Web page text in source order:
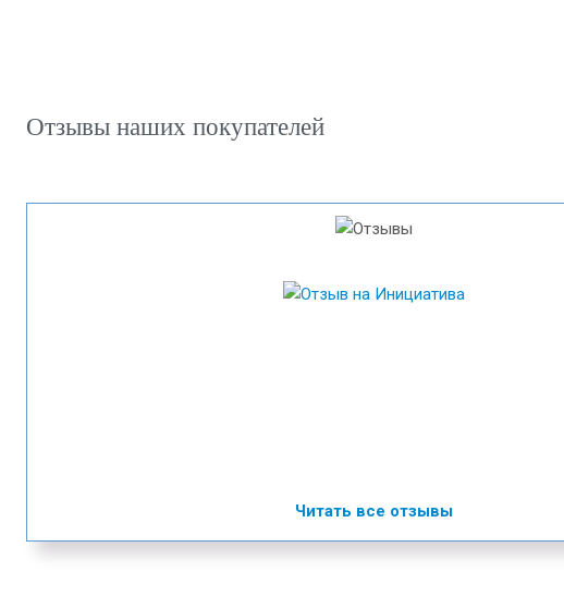
Отзывы наших покупателей
Читать все отзывы